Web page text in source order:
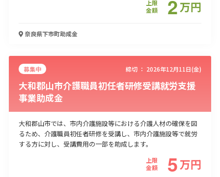
上限
金額
2万円
奈良県下市町助成金
募集中 締切 ： 2026年12月11日(金)
大和郡山市介護職員初任者研修受講就労支援
事業助成金
大和郡山市では、市内介護施設等における介護人材の確保を図
るため、介護職員初任者研修を受講し、市内介護施設等で就労
する方に対し、受講費用の一部を助成します。
上限
金額
5万円